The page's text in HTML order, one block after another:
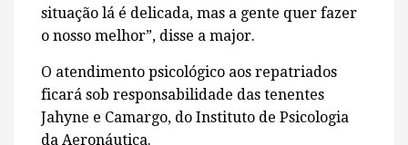
situação lá é delicada, mas a gente quer fazer
o nosso melhor”, disse a major.
O atendimento psicológico aos repatriados
ficará sob responsabilidade das tenentes
Jahyne e Camargo, do Instituto de Psicologia
da Aeronáutica.